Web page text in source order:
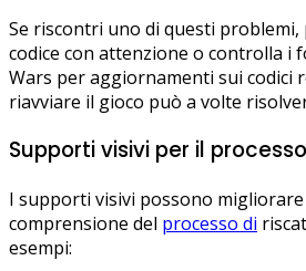
Se riscontri uno di questi
codice con attenzione o controlla i
Wars per aggiornamenti sui codici
riavviare il gioco può a volte
Supporti visivi per il
I supporti visivi possono
comprensione del processo di
esempi: